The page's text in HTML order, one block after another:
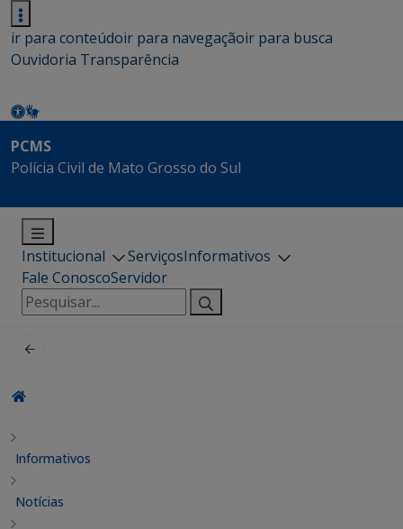
ir para conteúdoir para navegaçãoir para busca
Ouvidoria Transparência
PCMS
Polícia Civil de Mato Grosso do Sul
Institucional ServiçosInformativos
Fale ConoscoServidor
Pesquisar
por:
Informativos
Notícias